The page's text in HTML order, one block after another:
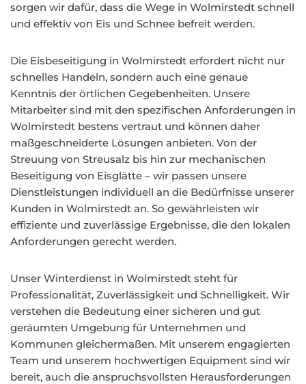
sorgen wir dafür, dass die Wege in Wolmirstedt schnell
und effektiv von Eis und Schnee befreit werden.
Die Eisbeseitigung in Wolmirstedt erfordert nicht nur
schnelles Handeln, sondern auch eine genaue
Kenntnis der örtlichen Gegebenheiten. Unsere
Mitarbeiter sind mit den spezifischen Anforderungen in
Wolmirstedt bestens vertraut und können daher
maßgeschneiderte Lösungen anbieten. Von der
Streuung von Streusalz bis hin zur mechanischen
Beseitigung von Eisglätte – wir passen unsere
Dienstleistungen individuell an die Bedürfnisse unserer
Kunden in Wolmirstedt an. So gewährleisten wir
effiziente und zuverlässige Ergebnisse, die den lokalen
Anforderungen gerecht werden.
Unser Winterdienst in Wolmirstedt steht für
Professionalität, Zuverlässigkeit und Schnelligkeit. Wir
verstehen die Bedeutung einer sicheren und gut
geräumten Umgebung für Unternehmen und
Kommunen gleichermaßen. Mit unserem engagierten
Team und unserem hochwertigen Equipment sind wir
bereit, auch die anspruchsvollsten Herausforderungen